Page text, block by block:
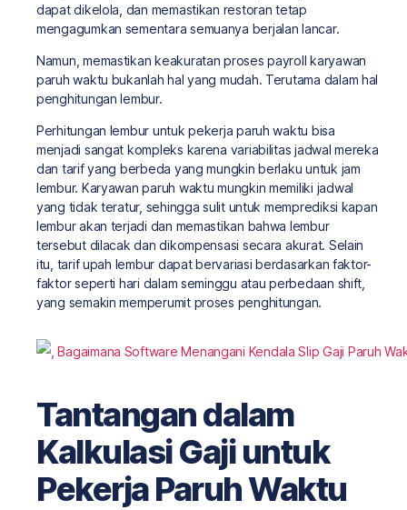
dapat dikelola, dan memastikan restoran tetap
mengagumkan sementara semuanya berjalan lancar.
Namun, memastikan keakuratan proses payroll karyawan
paruh waktu bukanlah hal yang mudah. Terutama dalam hal
penghitungan lembur.
Perhitungan lembur untuk pekerja paruh waktu bisa
menjadi sangat kompleks karena variabilitas jadwal mereka
dan tarif yang berbeda yang mungkin berlaku untuk jam
lembur. Karyawan paruh waktu mungkin memiliki jadwal
yang tidak teratur, sehingga sulit untuk memprediksi kapan
lembur akan terjadi dan memastikan bahwa lembur
tersebut dilacak dan dikompensasi secara akurat. Selain
itu, tarif upah lembur dapat bervariasi berdasarkan faktor-
faktor seperti hari dalam seminggu atau perbedaan shift,
yang semakin memperumit proses penghitungan.
Tantangan dalam
Kalkulasi Gaji untuk
Pekerja Paruh Waktu